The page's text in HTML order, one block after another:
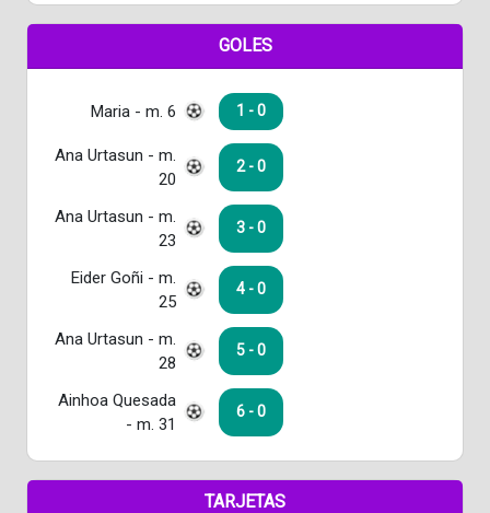
GOLES
Maria - m. 6 1 - 0
Ana Urtasun - m.
20
2 - 0
Ana Urtasun - m.
23
3 - 0
Eider Goñi - m.
25
4 - 0
Ana Urtasun - m.
28
5 - 0
Ainhoa Quesada
- m. 31
6 - 0
TARJETAS